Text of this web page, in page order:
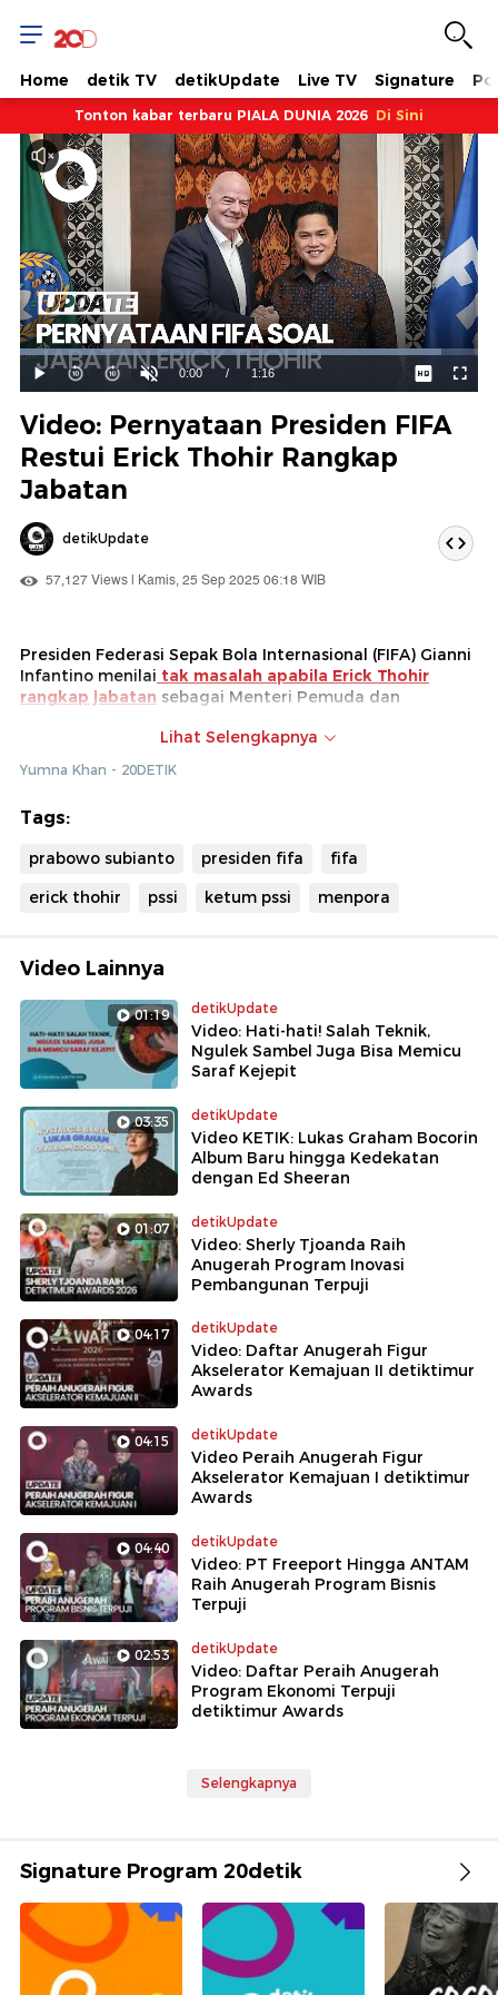
Home detik TV detikUpdate Live TV Signature
Tonton kabar terbaru PIALA DUNIA 2026 Di Sini
Mainkan
Suara
Hidup
Waktu
ini
0:00 / Durasi
1:16
Dimuat:
92.01%
Video: Pernyataan Presiden FIFA
Restui Erick Thohir Rangkap
Jabatan
detikUpdate
57,127 Views | Kamis, 25 Sep 2025 06:18 WIB
Presiden Federasi Sepak Bola Internasional (FIFA) Gianni
Infantino menilai tak masalah apabila Erick Thohir
rangkap jabatan sebagai Menteri Pemuda dan
menilai Erick Thohir merupakan orang yang serba bisa.
Sebelumnya, Erick Thohir juga telah mengatakan dirinya
menjabat Menteri Pemuda dan Olahraga sekaligus
Lihat Selengkapnya
Yumna Khan - 20DETIK
Tags:
prabowo subianto presiden fifa
fifa
erick thohir
pssi ketum pssi menpora
Video Lainnya
01:19 detikUpdate
Video: Hati-hati! Salah Teknik,
Ngulek Sambel Juga Bisa Memicu
Saraf Kejepit
03:35 detikUpdate
Video KETIK: Lukas Graham Bocorin
Album Baru hingga Kedekatan
dengan Ed Sheeran
01:07 detikUpdate
Video: Sherly Tjoanda Raih
Anugerah Program Inovasi
Pembangunan Terpuji
04:17 detikUpdate
Video: Daftar Anugerah Figur
Akselerator Kemajuan II detiktimur
Awards
04:15 detikUpdate
Video Peraih Anugerah Figur
Akselerator Kemajuan I detiktimur
Awards
04:40 detikUpdate
Video: PT Freeport Hingga ANTAM
Raih Anugerah Program Bisnis
Terpuji
02:53 detikUpdate
Video: Daftar Peraih Anugerah
Program Ekonomi Terpuji
detiktimur Awards
Selengkapnya
Signature Program 20detik